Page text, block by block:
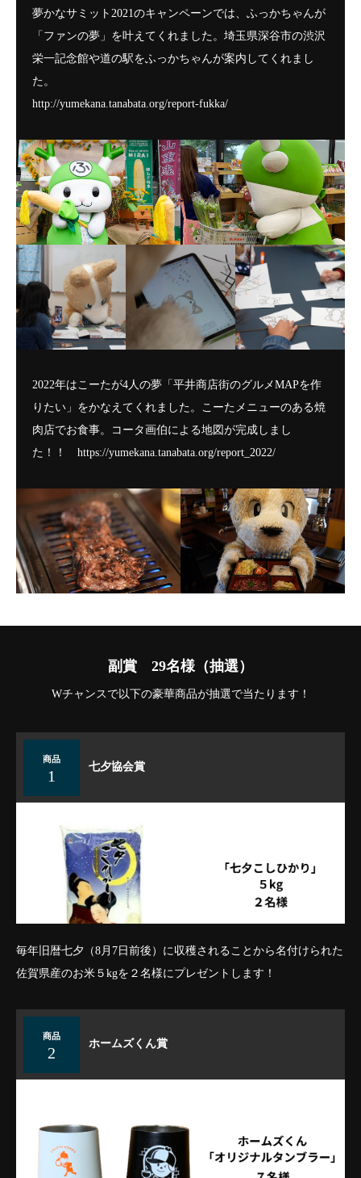
夢かなサミット2021のキャンペーンでは、ふっかちゃんが
「ファンの夢」を叶えてくれました。埼玉県深谷市の渋沢
栄一記念館や道の駅をふっかちゃんが案内してくれまし
た。
http://yumekana.tanabata.org/report-fukka/
2022年はこーたが4人の夢「平井商店街のグルメMAPを作
りたい」をかなえてくれました。こーたメニューのある焼
肉店でお食事。コータ画伯による地図が完成しまし
た！！ https://yumekana.tanabata.org/report_2022/
副賞 29名様（抽選）
Wチャンスで以下の豪華商品が抽選で当たります！
商品
1
七夕協会賞
毎年旧暦七夕（8月7日前後）に収穫されることから名付けられた
佐賀県産のお米５kgを２名様にプレゼントします！
商品
2
ホームズくん賞